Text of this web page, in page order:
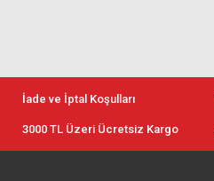
İade ve İptal Koşulları
3000 TL Üzeri Ücretsiz Kargo